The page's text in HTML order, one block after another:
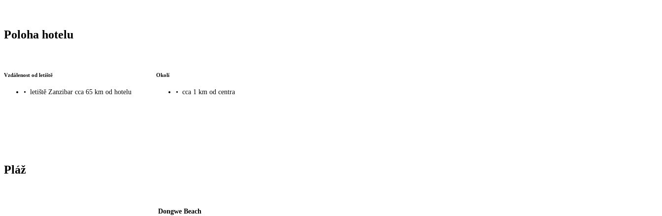
Poloha hotelu
Vzdálenost od letiště
• letiště Zanzibar cca 65 km od hotelu
Okolí
• cca 1 km od centra
Pláž
Dongwe Beach